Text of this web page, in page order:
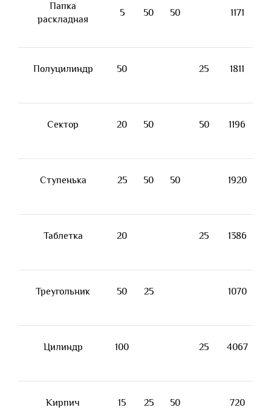
Папка
раскладная
5 50 50 1171
Полуцилиндр 50 25 1811
Сектор 20 50 50 1196
Ступенька 25 50 50 1920
Таблетка 20 25 1386
Треугольник 50 25 1070
Цилиндр 100 25 4067
Кирпич 15 25 50 720